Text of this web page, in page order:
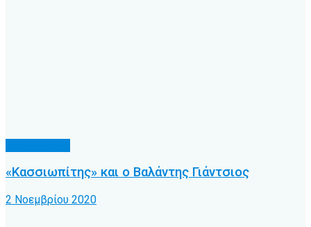
«Κασσιωπίτης» και ο Βαλάντης Γιάντσιος
2 Νοεμβρίου 2020